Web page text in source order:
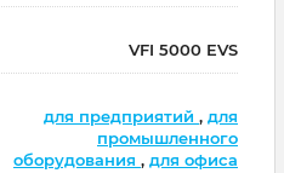
VFI 5000 EVS
для предприятий , для
промышленного
оборудования , для офиса